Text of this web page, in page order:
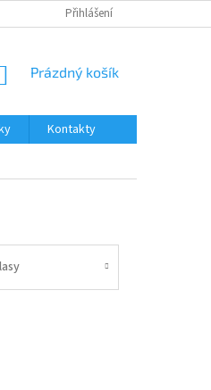
Přihlášení
NÁKUPNÍ
Prázdný košík
Kontakty